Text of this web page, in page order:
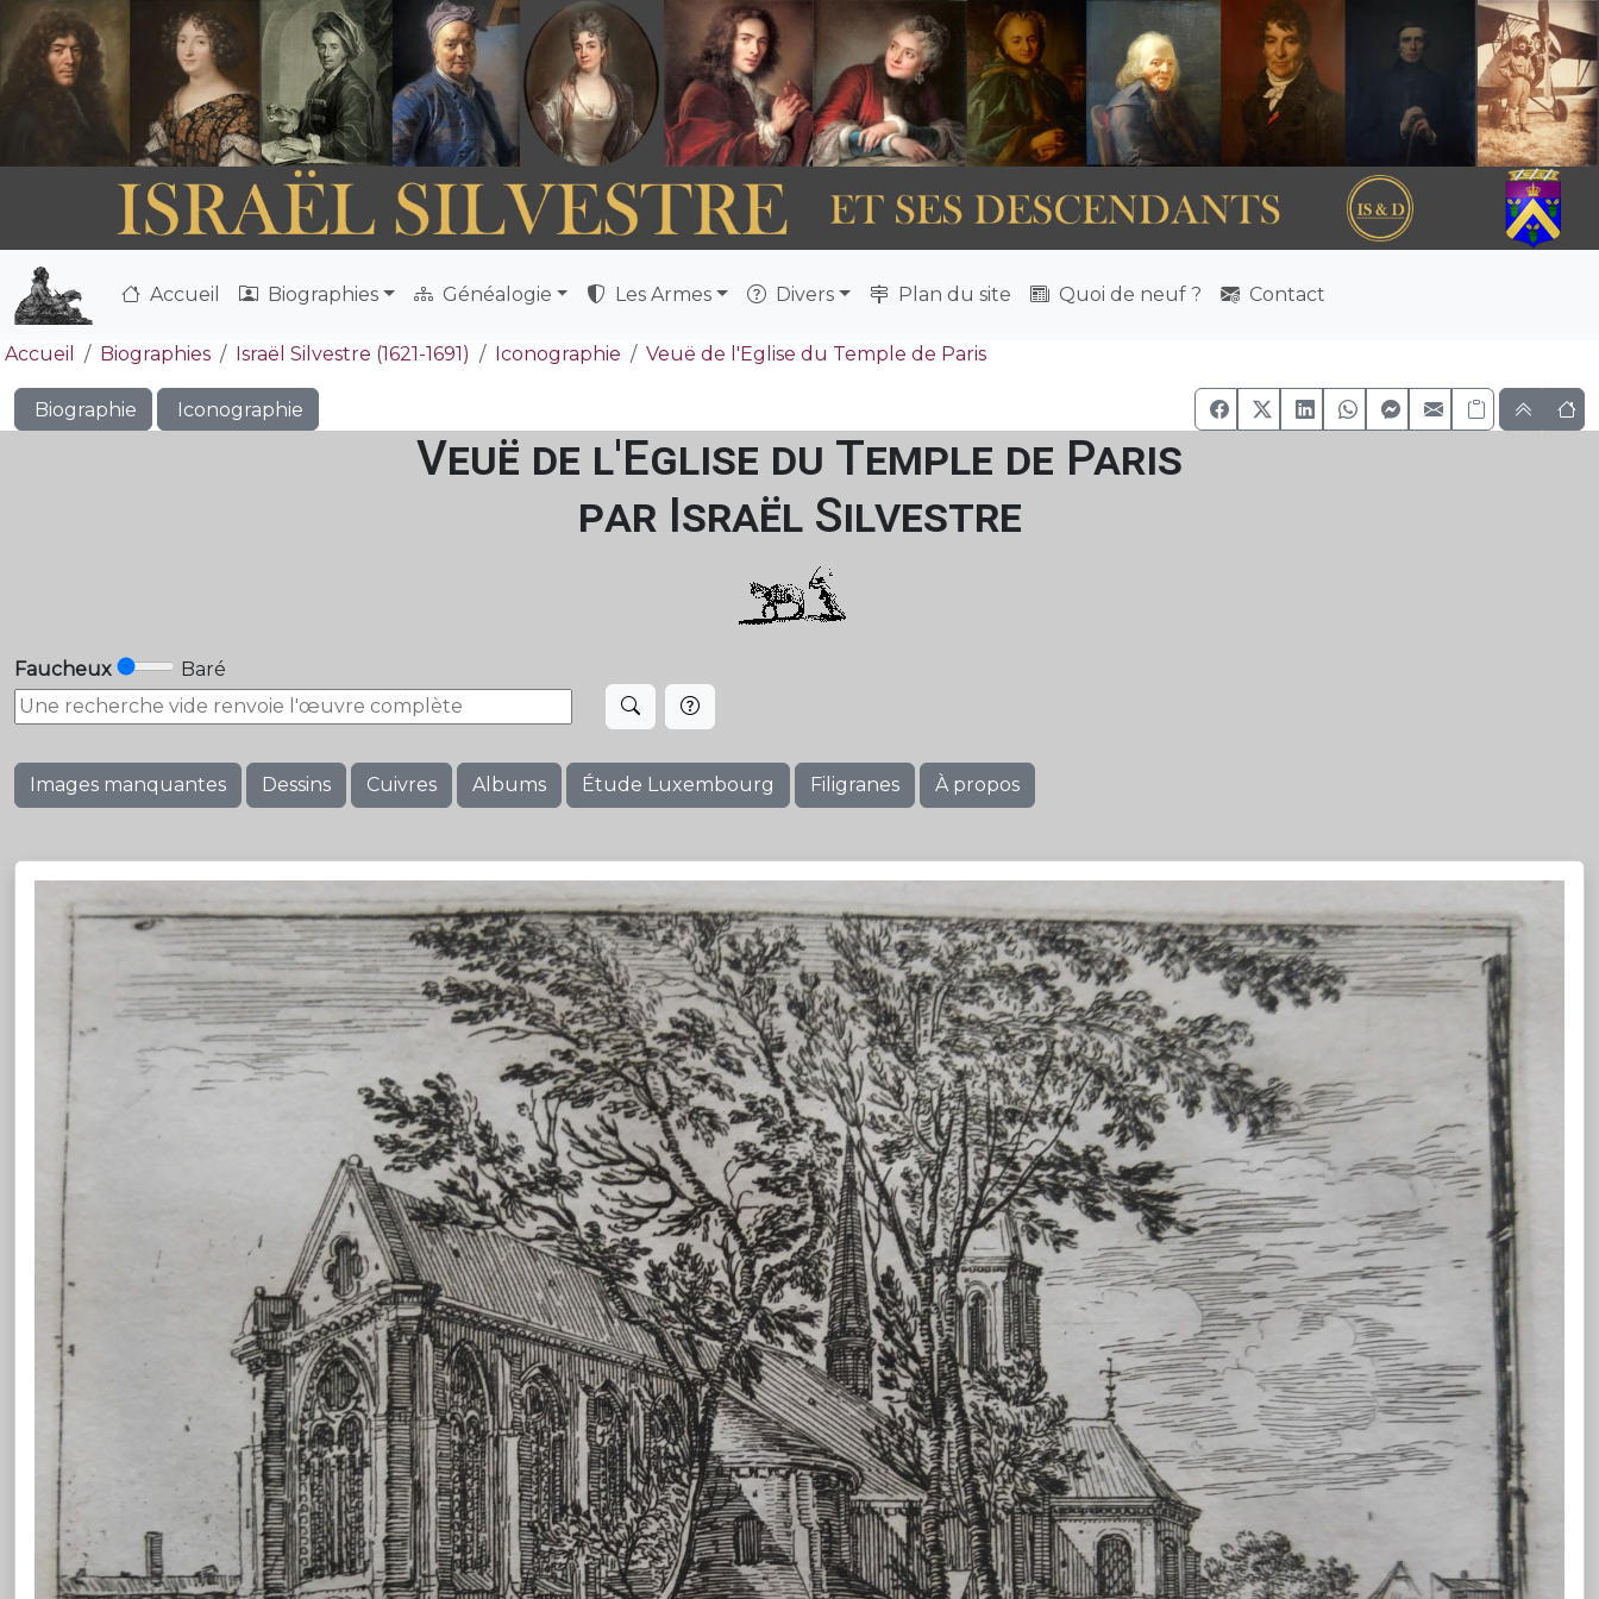
Accueil Biographies Généalogie Les Armes Divers Plan du site Quoi de neuf ? Contact
Accueil Biographies Israël Silvestre (1621-1691) Iconographie Veuë de l'Eglise du Temple de Paris
Biographie Iconographie
Veuë de l'Eglise du Temple de Paris
par Israël Silvestre
Faucheux Baré
Images manquantes Dessins Cuivres Albums Étude Luxembourg Filigranes À propos